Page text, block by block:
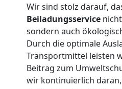
Wir sind stolz darauf,
Beiladungsservice
sondern auch
Durch die optimale
Transportmittel leisten
Beitrag zum
wir kontinuierlich
Feldkirch
Umzug